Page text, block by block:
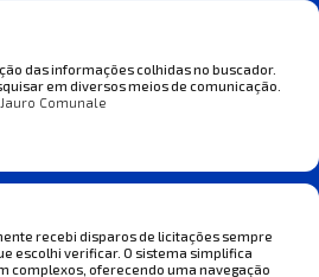
das informações colhidas no buscador.
em diversos meios de comunicação.
Jauro Comunale
recebi disparos de licitações sempre
escolhi verificar. O sistema simplifica
complexos, oferecendo uma navegação